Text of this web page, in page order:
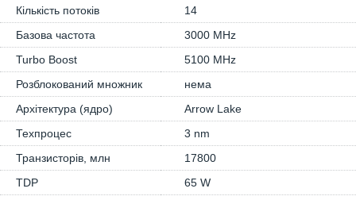
Кількість потоків
14
Базова частота
3000 MHz
Turbo Boost
5100 MHz
Розблокований множник
нема
Архітектура (ядро)
Arrow Lake
Техпроцес
3 nm
Транзисторів, млн
17800
TDP
65 W